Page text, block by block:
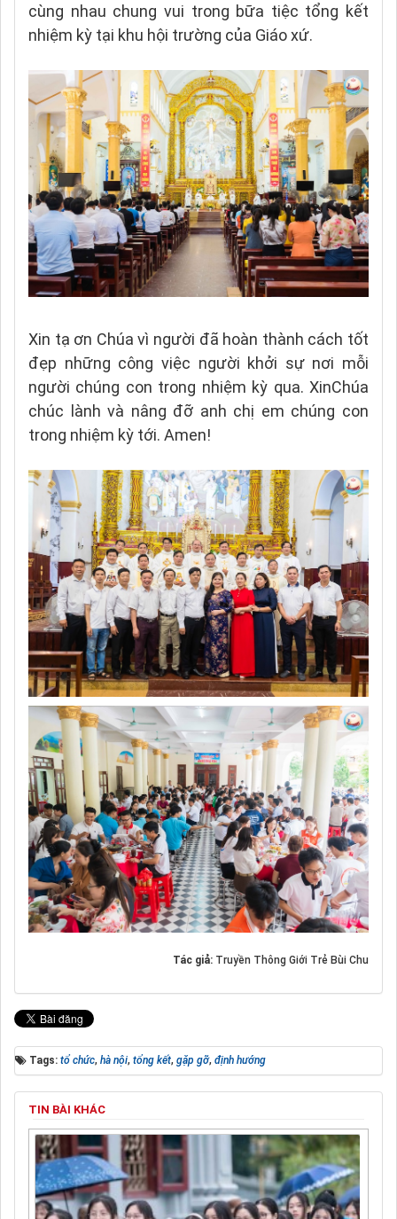
cùng nhau chung vui trong bữa tiệc tổng kết
nhiệm kỳ tại khu hội trường của Giáo xứ.
Xin tạ ơn Chúa vì người đã hoàn thành cách tốt
đẹp những công việc người khởi sự nơi mỗi
người chúng con trong nhiệm kỳ qua. XinChúa
chúc lành và nâng đỡ anh chị em chúng con
trong nhiệm kỳ tới. Amen!
Tác giả: Truyền Thông Giới Trẻ Bùi Chu
Tags: tổ chức, hà nội, tổng kết, gặp gỡ, định hướng
TIN BÀI KHÁC